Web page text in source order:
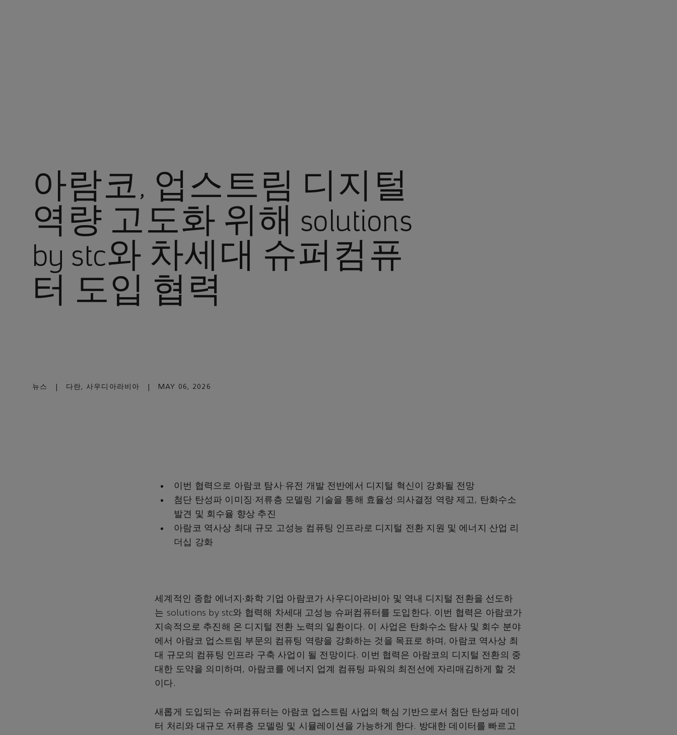
아람코, 업스트림 디지털
역량 고도화 위해 solutions
by stc와 차세대 슈퍼컴퓨
터 도입 협력
뉴스 다란, 사우디아라비아 MAY 06, 2026
이번 협력으로 아람코 탐사·유전 개발 전반에서 디지털 혁신이 강화될 전망
첨단 탄성파 이미징·저류층 모델링 기술을 통해 효율성·의사결정 역량 제고, 탄화수소
발견 및 회수율 향상 추진
아람코 역사상 최대 규모 고성능 컴퓨팅 인프라로 디지털 전환 지원 및 에너지 산업 리
더십 강화
세계적인 종합 에너지∙화학 기업 아람코가 사우디아라비아 및 역내 디지털 전환을 선도하
는 solutions by stc와 협력해 차세대 고성능 슈퍼컴퓨터를 도입한다. 이번 협력은 아람코가
지속적으로 추진해 온 디지털 전환 노력의 일환이다. 이 사업은 탄화수소 탐사 및 회수 분야
에서 아람코 업스트림 부문의 컴퓨팅 역량을 강화하는 것을 목표로 하며, 아람코 역사상 최
대 규모의 컴퓨팅 인프라 구축 사업이 될 전망이다. 이번 협력은 아람코의 디지털 전환의 중
대한 도약을 의미하며, 아람코를 에너지 업계 컴퓨팅 파워의 최전선에 자리매김하게 할 것
이다.
새롭게 도입되는 슈퍼컴퓨터는 아람코 업스트림 사업의 핵심 기반으로서 첨단 탄성파 데이
터 처리와 대규모 저류층 모델링 및 시뮬레이션을 가능하게 한다. 방대한 데이터를 빠르고